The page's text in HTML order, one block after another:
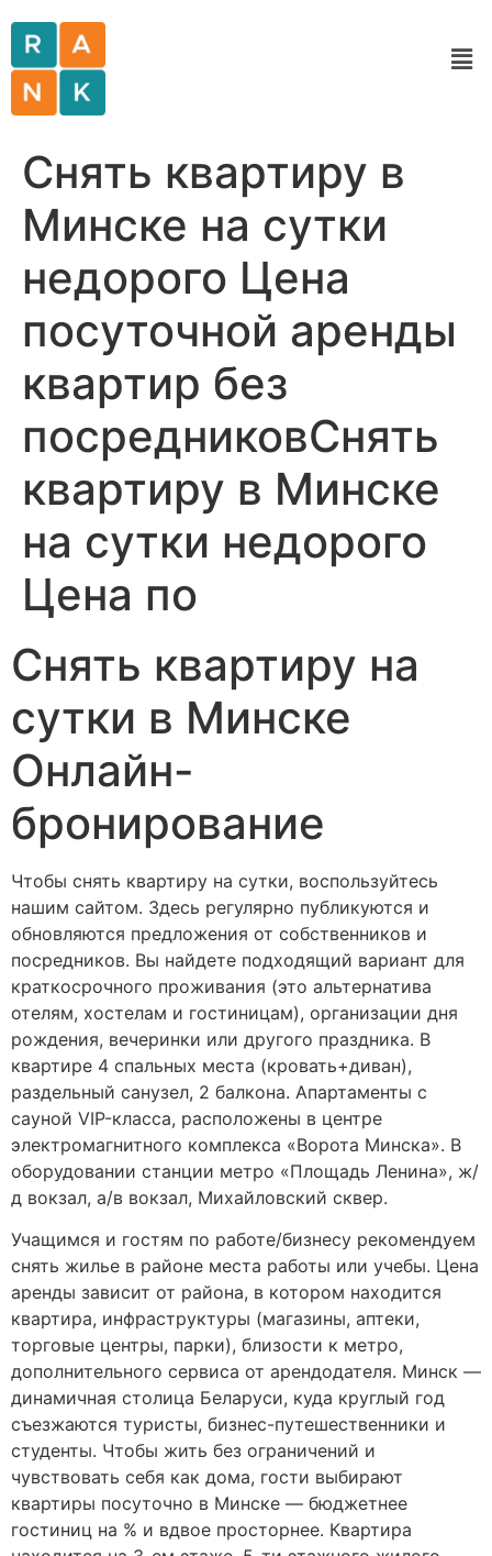
Снять квартиру в
Минске на сутки
недорого Цена
посуточной аренды
квартир без
посредниковСнять
квартиру в Минске
на сутки недорого
Цена по
Снять квартиру на
сутки в Минске
Онлайн-
бронирование
Чтобы снять квартиру на сутки, воспользуйтесь
нашим сайтом. Здесь регулярно публикуются и
обновляются предложения от собственников и
посредников. Вы найдете подходящий вариант для
краткосрочного проживания (это альтернатива
отелям, хостелам и гостиницам), организации дня
рождения, вечеринки или другого праздника. В
квартире 4 спальных места (кровать+диван),
раздельный санузел, 2 балкона. Апартаменты с
сауной VIP-класса, расположены в центре
электромагнитного комплекса «Ворота Минска». В
оборудовании станции метро «Площадь Ленина», ж/
д вокзал, а/в вокзал, Михайловский сквер.
Учащимся и гостям по работе/бизнесу рекомендуем
снять жилье в районе места работы или учебы. Цена
аренды зависит от района, в котором находится
квартира, инфраструктуры (магазины, аптеки,
торговые центры, парки), близости к метро,
дополнительного сервиса от арендодателя. Минск —
динамичная столица Беларуси, куда круглый год
съезжаются туристы, бизнес-путешественники и
студенты. Чтобы жить без ограничений и
чувствовать себя как дома, гости выбирают
квартиры посуточно в Минске — бюджетнее
гостиниц на % и вдвое просторнее. Квартира